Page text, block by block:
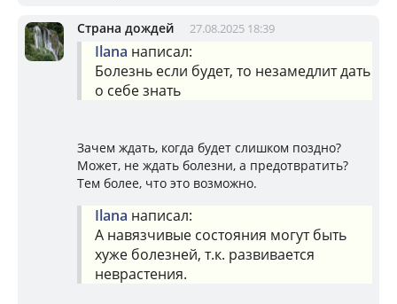
Страна дождей 27.08.2025 18:39
Ilana написал:
Болезнь если будет, то незамедлит дать
о себе знать
Зачем ждать, когда будет слишком поздно?
Может, не ждать болезни, а предотвратить?
Тем более, что это возможно.
Ilana написал:
А навязчивые состояния могут быть
хуже болезней, т.к. развивается
неврастения.